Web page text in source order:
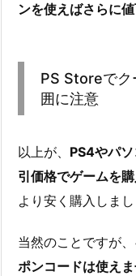
ンを使えばさらに
PS Storeでク
囲に注意
以上が、 PS4やパ
引価格でゲームを
より安く購入しまし
当然のことですが、
ポンコードは使えま